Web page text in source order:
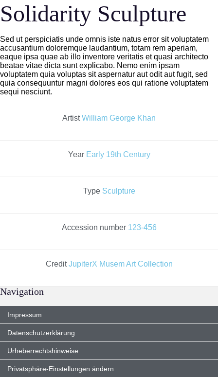
Solidarity Sculpture
Sed ut perspiciatis unde omnis iste natus error sit voluptatem
accusantium doloremque laudantium, totam rem aperiam,
eaque ipsa quae ab illo inventore veritatis et quasi architecto
beatae vitae dicta sunt explicabo. Nemo enim ipsam
voluptatem quia voluptas sit aspernatur aut odit aut fugit, sed
quia consequuntur magni dolores eos qui ratione voluptatem
sequi nesciunt.
Artist William George Khan
Year Early 19th Century
Type Sculpture
Accession number 123-456
Credit JupiterX Musem Art Collection
Navigation
Impressum
Datenschutzerklärung
Urheberrechtshinweise
Privatsphäre-Einstellungen ändern